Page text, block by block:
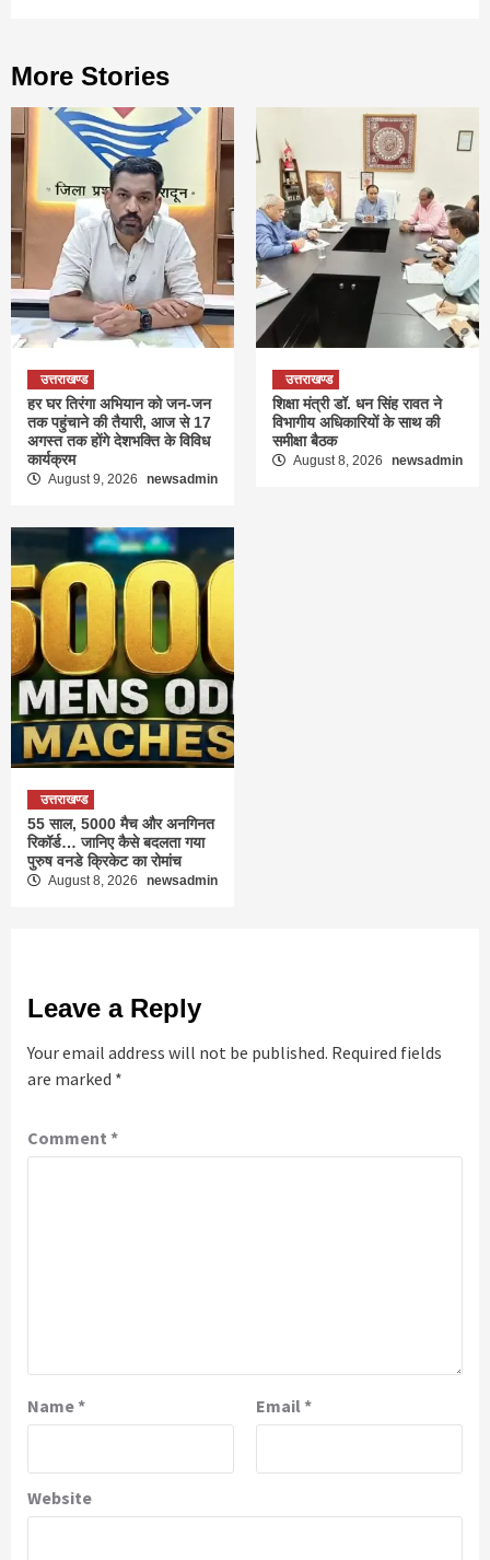
More Stories
उत्तराखण्ड
हर घर तिरंगा अभियान को जन-जन
तक पहुंचाने की तैयारी, आज से 17
अगस्त तक होंगे देशभक्ति के विविध
कार्यक्रम
August 9, 2026 newsadmin
उत्तराखण्ड
शिक्षा मंत्री डॉ. धन सिंह रावत ने
विभागीय अधिकारियों के साथ की
समीक्षा बैठक
August 8, 2026 newsadmin
उत्तराखण्ड
55 साल, 5000 मैच और अनगिनत
रिकॉर्ड… जानिए कैसे बदलता गया
पुरुष वनडे क्रिकेट का रोमांच
August 8, 2026 newsadmin
Leave a Reply
Your email address will not be published. Required fields
are marked *
Comment *
Name* Email *
Website